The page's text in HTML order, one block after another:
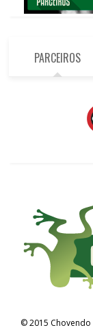
PARCEIROS
©2015